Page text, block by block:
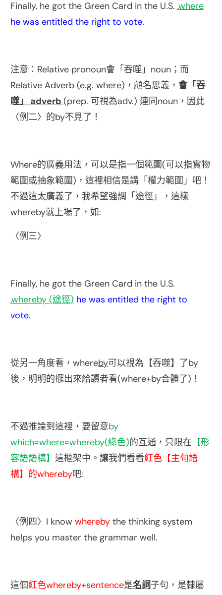
Finally, he got the Green Card in the U.S. ,where
he was entitled the right to vote.
注意： Relative pronoun會「吞噬」 noun ；而
Relative Adverb (e.g. where) ，顧名思義， 會「吞
噬」
adverb (prep. 可視為adv.) 連同 noun ，因此
〈例二〉的by不見了！
Where的廣義用法，可以是指一個範圍 (可以指實物
範圍或抽象範圍 ) ，這裡相信是講「權力範圍」吧！
不過這太廣義了，我希望強調「途徑」，這樣
whereby就上場了，如:
〈例三〉
Finally, he got the Green Card in the U.S.
,whereby (途徑) he was entitled the right to
vote.
從另一角度看， whereby可以視為【吞噬】了by
後，明明的擺出來給讀者看(where+by合體了) ！
不過推論到這裡，要留意by
which=where=whereby(綠色)的互通，只限在 【形
容語語構】 這樞架中。讓我們看看紅色【主句語
構】的whereby吧:
〈例四〉 I know whereby the thinking system
helps you master the grammar well.
這個紅色whereby+sentence是名詞子句，是隸屬